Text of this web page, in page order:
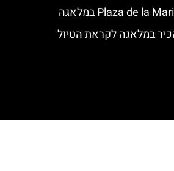
במלאגה לקראת הטיול